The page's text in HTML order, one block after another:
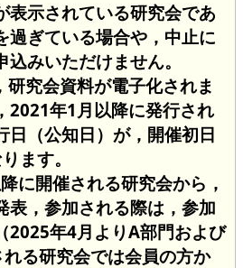
表示されている研究会であ
過ぎている場合や，中止に
みいただけません。
研究会資料が電子化されま
2021年1月以降に発行され
日（公知日）が，開催初日
ます。
に開催される研究会から，
表，参加される際は，参加
2025年4月よりA部門および
る研究会では会員の方か